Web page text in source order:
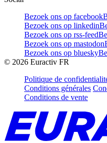
Bezoek ons op facebook
Bezoek ons op linkedin
Bezoek ons op rss-feed
Bezoek ons op mastodon
Bezoek ons op bluesky
© 2026 Euractiv FR
Politique de
Conditions générales
Conditions de vente